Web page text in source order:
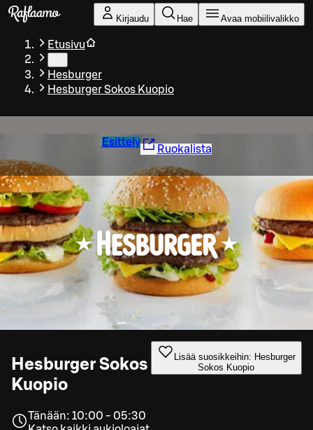
Siirry pääsisältöön
Kirjaudu Hae Avaa mobiilivalikko
Etusivu
Hesburger
Hesburger Sokos Kuopio
Esittely
Ruokalista
Hesburger Sokos
Kuopio
Lisää suosikkeihin: Hesburger
Sokos Kuopio
Tänään: 10:00 - 05:30